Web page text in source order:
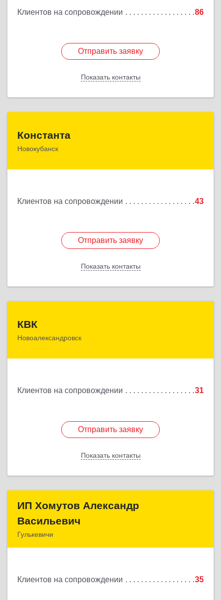
Клиентов на сопровождении 86
Отправить заявку
Показать контакты
Отправить заявку
Назад
Константа
Новокубанск
Клиентов на сопровождении 43
Отправить заявку
Показать контакты
352240, Краснодарский край, Новокубанск г,
Отправить заявку
Назад
КВК
Новоалександровск
Клиентов на сопровождении 31
Отправить заявку
Показать контакты
Подробнее
Отправить заявку
Назад
ИП Хомутов Александр
Васильевич
Гулькевичи
Клиентов на сопровождении 35
ИП Хомутов Александр
Подробнее